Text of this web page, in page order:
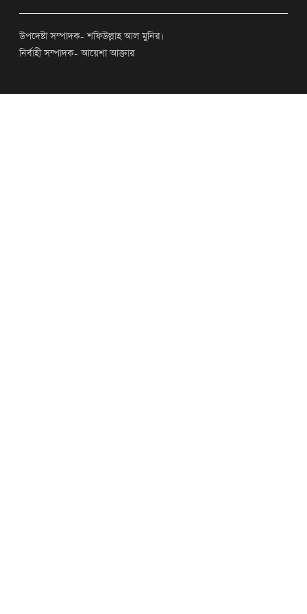
উপদেষ্টা সম্পাদক- শফিউল্লাহ আল মুনির।
নির্বাহী সম্পাদক- আয়েশা আক্তার